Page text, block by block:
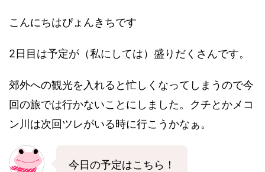
こんにちはぴょんきちです
2日目は予定が（私にしては）盛りだくさんです。
郊外への観光を入れると忙しくなってしまうので今
回の旅では行かないことにしました。クチとかメコ
ン川は次回ツレがいる時に行こうかなぁ。
今日の予定はこちら！